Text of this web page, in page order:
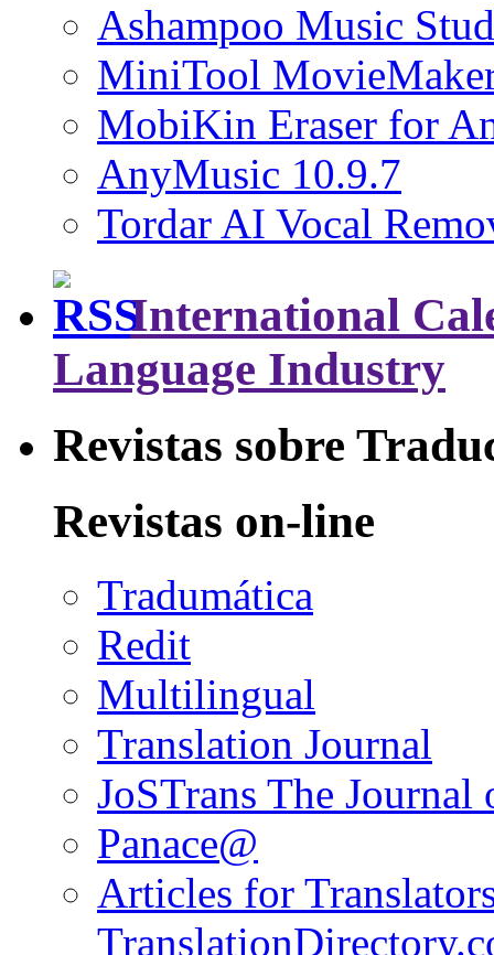
Ashampoo Music
MiniTool
MobiKin Eraser for
AnyMusic 10.9.7
Tordar AI Vocal
International
Language Industry
Revistas sobre
Revistas on-line
Tradumática
Redit
Multilingual
Translation Journal
JoSTrans The
Panace@
Articles for